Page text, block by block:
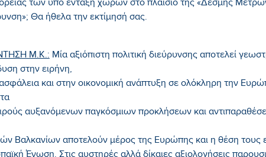
των υπό ένταξη χωρών στο πλαίσιο της «Δέσμης
Θα ήθελα την εκτίμησή σας.
Μ.Κ.:Μία αξιόπιστη πολιτική διεύρυνσης αποτελεί
στην ειρήνη,
και στην οικονομική ανάπτυξη σε ολόκληρη την
αυξανόμενων παγκόσμιων προκλήσεων και
Βαλκανίων αποτελούν μέρος της Ευρώπης και η θέση τους